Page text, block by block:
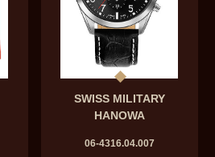
SWISS MILITARY
HANOWA
06-4316.04.007